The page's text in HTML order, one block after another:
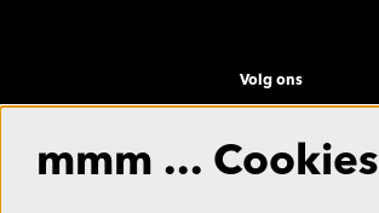
Volg ons
mmm ... Cookies